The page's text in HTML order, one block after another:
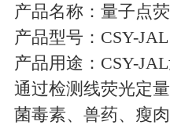
产品名称：量子点
产品型号：CSY-JAL
产品用途：CSY-
通过检测线荧光定
菌毒素、兽药、瘦